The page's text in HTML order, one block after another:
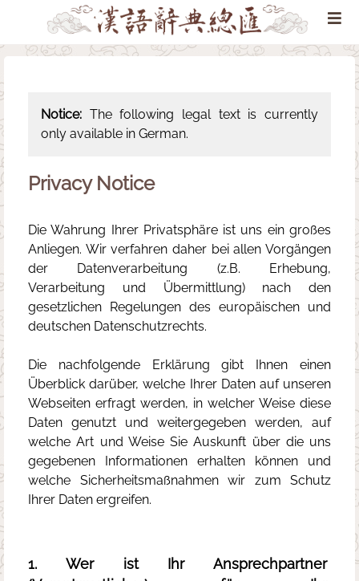
Notice: The following legal text is currently
only available in German.
Privacy Notice
Die Wahrung Ihrer Privatsphäre ist uns ein großes
Anliegen. Wir verfahren daher bei allen Vorgängen
der Datenverarbeitung (z.B. Erhebung,
Verarbeitung und Übermittlung) nach den
gesetzlichen Regelungen des europäischen und
deutschen Datenschutzrechts.
Die nachfolgende Erklärung gibt Ihnen einen
Überblick darüber, welche Ihrer Daten auf unseren
Webseiten erfragt werden, in welcher Weise diese
Daten genutzt und weitergegeben werden, auf
welche Art und Weise Sie Auskunft über die uns
gegebenen Informationen erhalten können und
welche Sicherheitsmaßnahmen wir zum Schutz
Ihrer Daten ergreifen.
1. Wer ist Ihr Ansprechpartner